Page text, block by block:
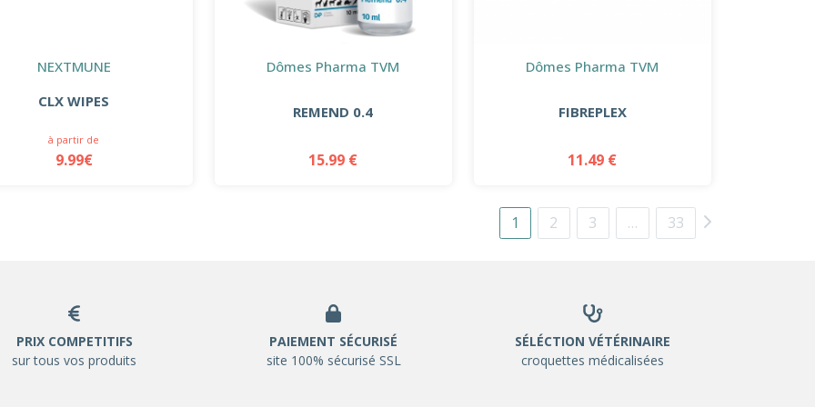
NEXTMUNE
CLX WIPES
à partir de
9.99€
Dômes Pharma TVM
REMEND 0.4
15.99 €
Dômes Pharma TVM
FIBREPLEX
11.49 €
1 2 3 … 33
PRIX COMPETITIFS
sur tous vos produits
PAIEMENT SÉCURISÉ
site 100% sécurisé SSL
SÉLÉCTION VÉTÉRINAIRE
croquettes médicalisées